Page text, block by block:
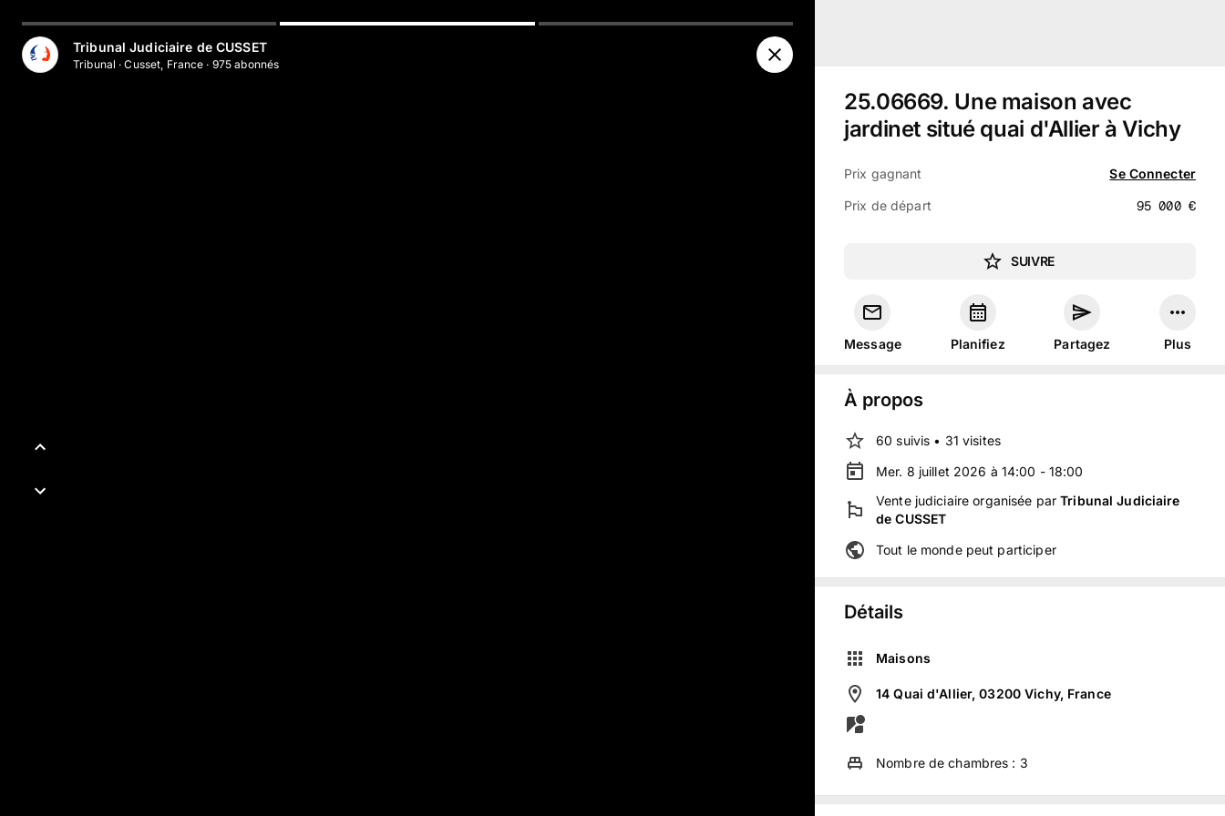
Tribunal Judiciaire de CUSSET
Tribunal ·Cusset, France · 975 abonnés
25.06669. Une maison avec
jardinet situé quai d'Allier à Vichy
Prix gagnant Se Connecter
Prix de départ 95 000 €
SUIVRE
Message Planifiez Partagez Plus
À propos
60 suivis • 31 visites
Mer. 8 juillet 2026 à 14:00 - 18:00
Vente judiciaire organisée parTribunal Judiciaire
de CUSSET
Tout le monde peut participer
Détails
Maisons
14 Quai d'Allier, 03200 Vichy, France
Nombre de chambres : 3